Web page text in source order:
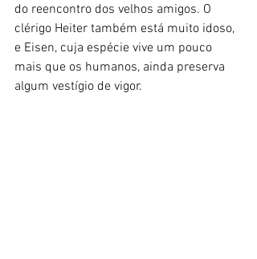
do reencontro dos velhos amigos. O
clérigo Heiter também está muito idoso,
e Eisen, cuja espécie vive um pouco
mais que os humanos, ainda preserva
algum vestígio de vigor.